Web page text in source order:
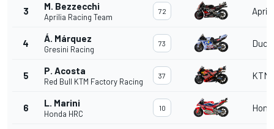
3 M. Bezzecchi
Aprilia Racing Team
72
4 Á. Márquez
Gresini Racing
73
5 P. Acosta
Red Bull KTM Factory Racing
37 KTM
6 L. Marini
Honda HRC
10